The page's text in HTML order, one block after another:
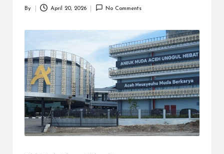
Posted
By April 20, 2026 No Comments